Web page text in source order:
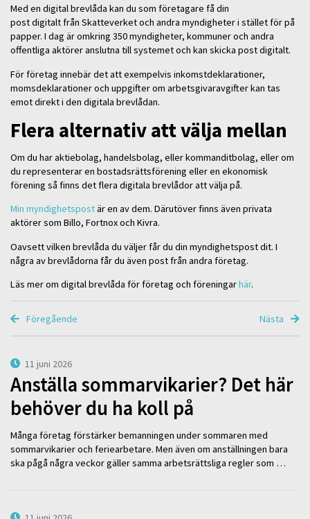
Med en digital brevlåda kan du som företagare få din
post digitalt från Skatteverket och andra myndigheter i stället för på
papper. I dag är omkring 350 myndigheter, kommuner och andra
offentliga aktörer anslutna till systemet och kan skicka post digitalt.
För företag innebär det att exempelvis inkomstdeklarationer,
momsdeklarationer och uppgifter om arbetsgivaravgifter kan tas
emot direkt i den digitala brevlådan.
Flera alternativ att välja mellan
Om du har aktiebolag, handelsbolag, eller kommanditbolag, eller om
du representerar en bostadsrättsförening eller en ekonomisk
förening så finns det flera digitala brevlådor att välja på.
Min myndighetspostär en av dem. Därutöver finns även privata
aktörer som Billo, Fortnox och Kivra.
Oavsett vilken brevlåda du väljer får du din myndighetspost dit. I
några av brevlådorna får du även post från andra företag.
Läs mer om digital brevlåda för företag och föreningarhär.
Föregående Nästa
11 juni 2026
Anställa sommarvikarier? Det här
behöver du ha koll på
Många företag förstärker bemanningen under sommaren med
sommarvikarier och feriearbetare. Men även om anställningen bara
ska pågå några veckor gäller samma arbetsrättsliga regler som …